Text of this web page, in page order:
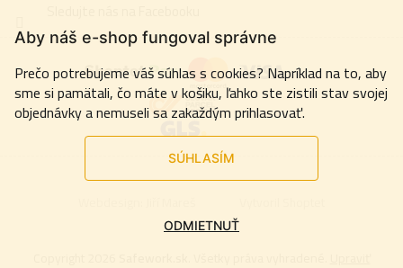
Aby náš e-shop fungoval správne
Prečo potrebujeme váš súhlas s cookies? Napríklad na to, aby
sme si pamätali, čo máte v košiku, ľahko ste zistili stav svojej
objednávky a nemuseli sa zakaždým prihlasovať.
SÚHLASÍM
ODMIETNUŤ